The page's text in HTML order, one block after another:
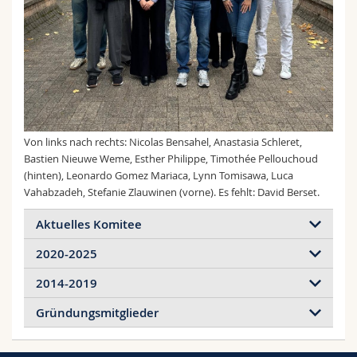
Math.-Nat. und Med. Fak.
Interfakultär
Mitarbeitende
Doktorierende
Webmail
Vorlesungsverzeichnis
MyUnifr
Von links nach rechts: Nicolas Bensahel, Anastasia Schleret,
Bastien Nieuwe Weme, Esther Philippe, Timothée Pellouchoud
(hinten), Leonardo Gomez Mariaca, Lynn Tomisawa, Luca
Vahabzadeh, Stefanie Zlauwinen (vorne). Es fehlt: David Berset.
Aktuelles Komitee
Komitee Herbst 2025
Luca Vahabzadeh
Nicolas Bensahel
David Berset
Bastien Nieuwe Weme
2020-2025
2024-2025
Komitee Frühling 2025
Nadia Masson
2014-2019
2018-2019
Gründungsmitglieder
Komitee Frühling 2014